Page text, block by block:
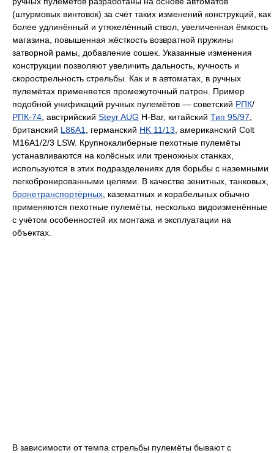
(штурмовых винтовок) за счёт таких изменений конструкций, как
более удлинённый и утяжелённый ствол, увеличенная ёмкость
магазина, повышенная жёсткость возвратной пружины
затворной рамы, добавление сошек. Указанные изменения
конструкции позволяют увеличить дальность, кучность и
скорострельность стрельбы. Как и в автоматах, в ручных
пулемётах применяется промежуточный патрон. Пример
подобной унификаций ручных пулемётов — советский РПК/
РПК-74 , австрийский Steyr AUG H-Bar, китайский Тип 95/97
британский L86A1 , германский HK 11/13 , американский Colt
M16A1/2/3 LSW. Крупнокалиберные пехотные пулемёты
устанавливаются на колёсных или треножных станках,
используются в этих подразделениях для борьбы с наземными
легкобронированными целями. В качестве зенитных, танковых,
бронетранспортёрных , казематных и корабельных обычно
применяются пехотные пулемёты, несколько видоизменённые
с учётом особенностей их монтажа и эксплуатации на
объектах.
В зависимости от темпа стрельбы пулемёты бывают с